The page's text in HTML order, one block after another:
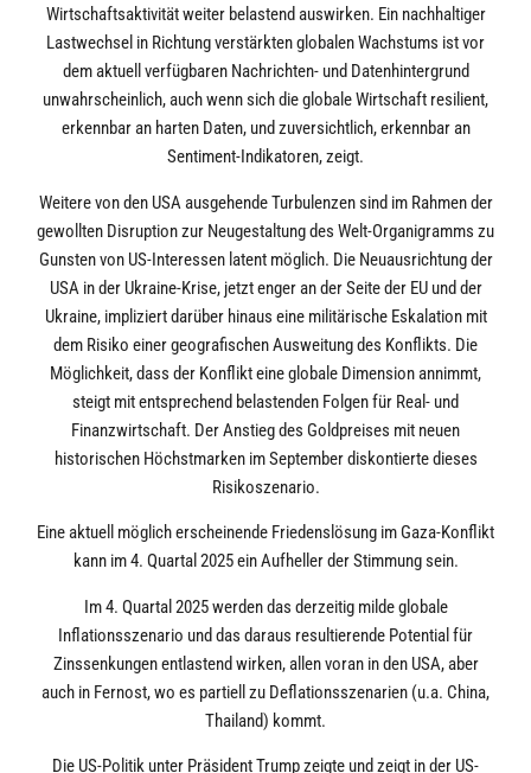
Wirtschaftsaktivität weiter belastend auswirken. Ein nachhaltiger
Lastwechsel in Richtung verstärkten globalen Wachstums ist vor
dem aktuell verfügbaren Nachrichten- und Datenhintergrund
unwahrscheinlich, auch wenn sich die globale Wirtschaft resilient,
erkennbar an harten Daten, und zuversichtlich, erkennbar an
Sentiment-Indikatoren, zeigt.
Weitere von den USA ausgehende Turbulenzen sind im Rahmen der
gewollten Disruption zur Neugestaltung des Welt-Organigramms zu
Gunsten von US-Interessen latent möglich. Die Neuausrichtung der
USA in der Ukraine-Krise, jetzt enger an der Seite der EU und der
Ukraine, impliziert darüber hinaus eine militärische Eskalation mit
dem Risiko einer geografischen Ausweitung des Konflikts. Die
Möglichkeit, dass der Konflikt eine globale Dimension annimmt,
steigt mit entsprechend belastenden Folgen für Real- und
Finanzwirtschaft. Der Anstieg des Goldpreises mit neuen
historischen Höchstmarken im September diskontierte dieses
Risikoszenario.
Eine aktuell möglich erscheinende Friedenslösung im Gaza-Konflikt
kann im 4. Quartal 2025 ein Aufheller der Stimmung sein.
Im 4. Quartal 2025 werden das derzeitig milde globale
Inflationsszenario und das daraus resultierende Potential für
Zinssenkungen entlastend wirken, allen voran in den USA, aber
auch in Fernost, wo es partiell zu Deflationsszenarien (u.a. China,
Thailand) kommt.
Die US-Politik unter Präsident Trump zeigte und zeigt in der US-